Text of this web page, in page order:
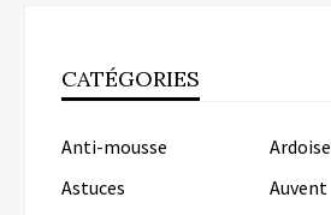
CATÉGORIES
Anti-mousse
Ardoise
Astuces
Auvent